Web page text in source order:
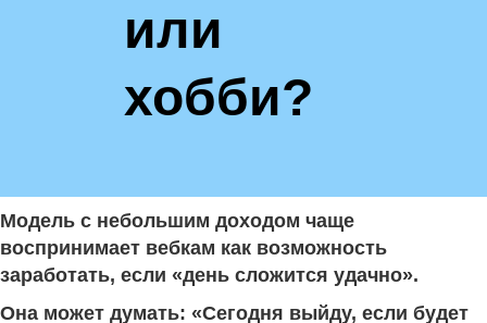
или
хобби?
Модель с небольшим доходом чаще
воспринимает вебкам как возможность
заработать, если «день сложится удачно».
Она может думать: «Сегодня выйду, если будет